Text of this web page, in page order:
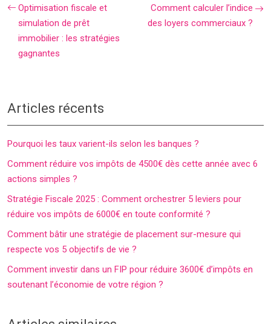
Optimisation fiscale et
simulation de prêt
immobilier : les stratégies
gagnantes
Comment calculer l’indice
des loyers commerciaux ?
Articles récents
Pourquoi les taux varient-ils selon les banques ?
Comment réduire vos impôts de 4500€ dès cette année avec 6
actions simples ?
Stratégie Fiscale 2025 : Comment orchestrer 5 leviers pour
réduire vos impôts de 6000€ en toute conformité ?
Comment bâtir une stratégie de placement sur-mesure qui
respecte vos 5 objectifs de vie ?
Comment investir dans un FIP pour réduire 3600€ d’impôts en
soutenant l’économie de votre région ?